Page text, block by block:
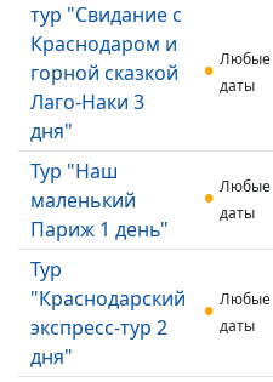
тур "Свидание с
Краснодаром и
горной сказкой
Лаго-Наки 3
дня"
Любые
даты
Тур "Наш
маленький
Париж 1 день"
Любые
даты
Тур
"Краснодарский
экспресс-тур 2
дня"
Любые
даты